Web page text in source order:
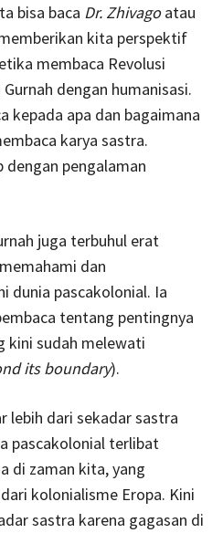
bisa baca Dr. Zhivagoatau
kita perspektif
membaca Revolusi
dengan humanisasi.
kepada apa dan bagaimana
karya sastra.
dengan pengalaman
juga terbuhul erat
dan
dunia pascakolonial. Ia
tentang pentingnya
kini sudah melewati
its boundary).
lebih dari sekadar sastra
pascakolonial terlibat
di zaman kita, yang
kolonialisme Eropa. Kini
sastra karena gagasan di